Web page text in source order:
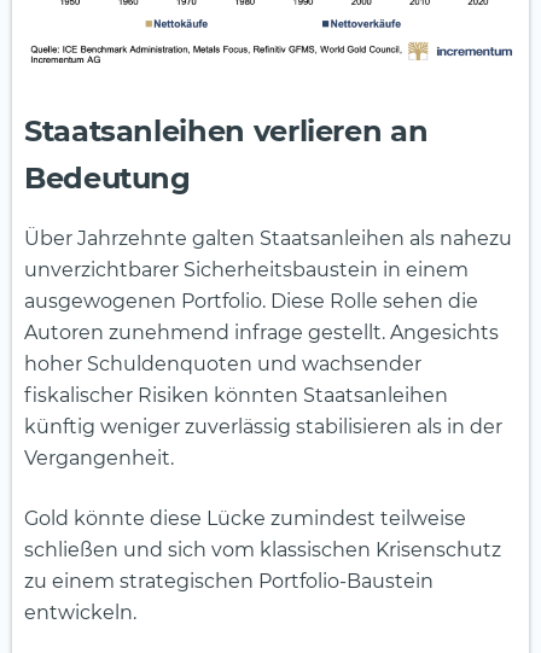
Staatsanleihen verlieren an
Bedeutung
Über Jahrzehnte galten Staatsanleihen als nahezu
unverzichtbarer Sicherheitsbaustein in einem
ausgewogenen Portfolio. Diese Rolle sehen die
Autoren zunehmend infrage gestellt. Angesichts
hoher Schuldenquoten und wachsender
fiskalischer Risiken könnten Staatsanleihen
künftig weniger zuverlässig stabilisieren als in der
Vergangenheit.
Gold könnte diese Lücke zumindest teilweise
schließen und sich vom klassischen Krisenschutz
zu einem strategischen Portfolio-Baustein
entwickeln.